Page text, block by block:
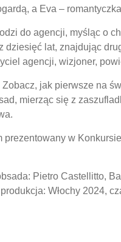
a Eva –
do agencji, myśląc o
dziesięć lat, znajdując
agencji, wizjoner,
jak pierwsze na
mierząc się z
w
Pietro Castellitto,
Włochy 2024,